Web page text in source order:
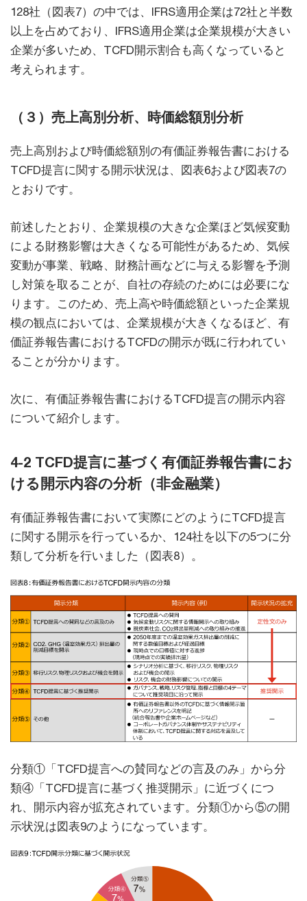
128社（図表7）の中では、IFRS適用企業は72社と半数
以上を占めており、IFRS適用企業は企業規模が大きい
企業が多いため、TCFD開示割合も高くなっていると
考えられます。
（３）売上高別分析、時価総額別分析
売上高別および時価総額別の有価証券報告書における
TCFD提言に関する開示状況は、図表6および図表7の
とおりです。
前述したとおり、企業規模の大きな企業ほど気候変動
による財務影響は大きくなる可能性があるため、気候
変動が事業、戦略、財務計画などに与える影響を予測
し対策を取ることが、自社の存続のためには必要にな
ります。このため、売上高や時価総額といった企業規
模の観点においては、企業規模が大きくなるほど、有
価証券報告書におけるTCFDの開示が既に行われてい
ることが分かります。
次に、有価証券報告書におけるTCFD提言の開示内容
について紹介します。
4-2 TCFD提言に基づく有価証券報告書にお
ける開示内容の分析（非金融業）
有価証券報告書において実際にどのようにTCFD提言
に関する開示を行っているか、124社を以下の5つに分
類して分析を行いました（図表8）。
分類①「TCFD提言への賛同などの言及のみ」から分
類④「TCFD提言に基づく推奨開示」に近づくにつ
れ、開示内容が拡充されています。分類①から⑤の開
示状況は図表9のようになっています。